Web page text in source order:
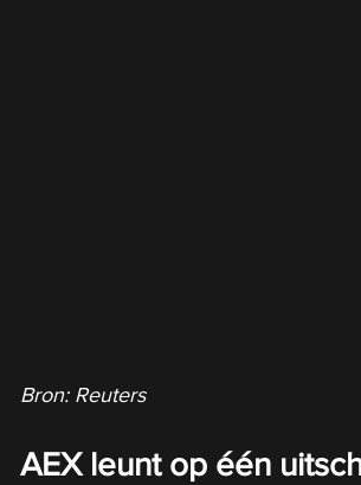
Bron: Reuters
AEX leunt op één